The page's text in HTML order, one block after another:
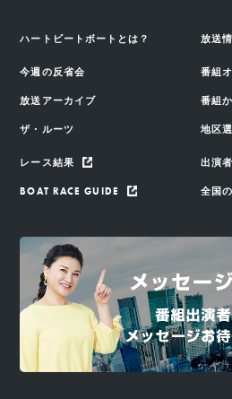
ハートビートボートとは？ 放送
今週の反省会 番組
放送アーカイブ 番組
ザ・ルーツ 地区選
レース結果 出演者
BOAT RACE GUIDE 全国